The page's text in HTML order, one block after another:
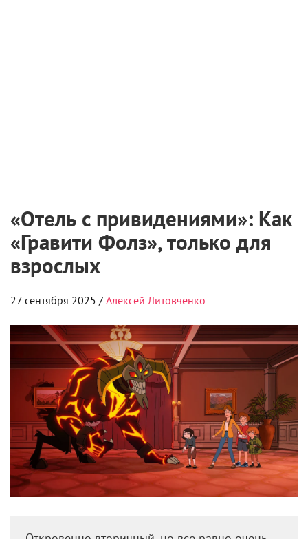
«Отель с привидениями»: Как
«Гравити Фолз», только для
взрослых
27 сентября 2025 / Алексей Литовченко